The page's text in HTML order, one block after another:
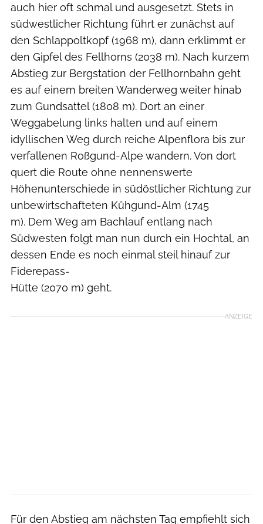
auch hier oft schmal und ausgesetzt. Stets in
südwestlicher Richtung führt er zunächst auf
den Schlappoltkopf (1968 m), dann erklimmt er
den Gipfel des Fellhorns (2038 m). Nach kurzem
Abstieg zur Bergstation der Fellhornbahn geht
es auf einem breiten Wanderweg weiter hinab
zum Gundsattel (1808 m). Dort an einer
Weggabelung links halten und auf einem
idyllischen Weg durch reiche Alpenflora bis zur
verfallenen Roßgund-Alpe wandern. Von dort
quert die Route ohne nennenswerte
Höhenunterschiede in südöstlicher Richtung zur
unbewirtschafteten Kühgund-Alm (1745
m). Dem Weg am Bachlauf entlang nach
Südwesten folgt man nun durch ein Hochtal, an
dessen Ende es noch einmal steil hinauf zur
Fiderepass-
Hütte (2070 m) geht.
ANZEIGE
Für den Abstieg am nächsten Tag empfiehlt sich